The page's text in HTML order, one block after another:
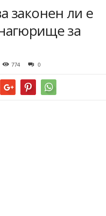
законен ли е
за
774 0